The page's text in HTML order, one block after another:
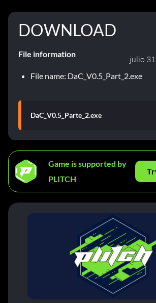
DOWNLOAD
File information
julio
File name: DaC_V0.5_Part_2.exe
DaC_V0.5_Parte_2.exe
Game is supported by
PLITCH